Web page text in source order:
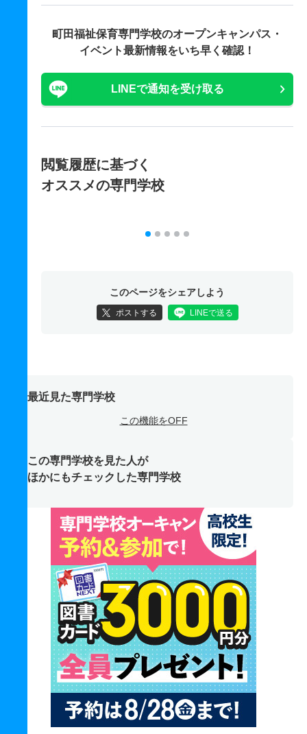
町田福祉保育専門学校のオープンキャンパス・
イベント最新情報をいち早く確認！
LINEで通知を受け取る
閲覧履歴に基づく
オススメの専門学校
このページをシェアしよう
ポストする LINEで送る
最近見た専門学校
この機能をOFF
この専門学校を見た人が
ほかにもチェックした専門学校